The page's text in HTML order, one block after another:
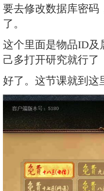
5070
3752
2969
2185
要去修改数据库密码
了。
这个里面是物品ID及
己多打开研究就行了
好了。这节课就到这